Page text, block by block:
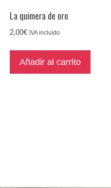
La quimera de oro
2,00€ IVA incluído
Añadir al carrito